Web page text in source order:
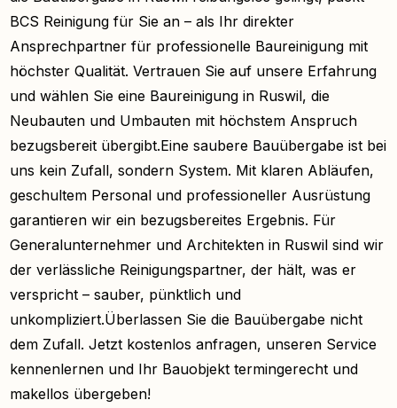
BCS Reinigung für Sie an – als Ihr direkter
Ansprechpartner für professionelle Baureinigung mit
höchster Qualität. Vertrauen Sie auf unsere Erfahrung
und wählen Sie eine Baureinigung in Ruswil, die
Neubauten und Umbauten mit höchstem Anspruch
bezugsbereit übergibt.Eine saubere Bauübergabe ist bei
uns kein Zufall, sondern System. Mit klaren Abläufen,
geschultem Personal und professioneller Ausrüstung
garantieren wir ein bezugsbereites Ergebnis. Für
Generalunternehmer und Architekten in Ruswil sind wir
der verlässliche Reinigungspartner, der hält, was er
verspricht – sauber, pünktlich und
unkompliziert.Überlassen Sie die Bauübergabe nicht
dem Zufall. Jetzt kostenlos anfragen, unseren Service
kennenlernen und Ihr Bauobjekt termingerecht und
makellos übergeben!